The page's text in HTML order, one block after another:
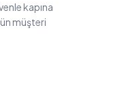
kapına
müşteri